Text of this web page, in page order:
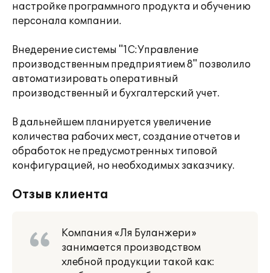
настройке программного продукта и обучению
персонала компании.
Внедерение системы "1С:Управление
производственным предприятием 8" позволило
автоматизировать оперативный
производственный и бухгалтерский учет.
В дальнейшем планируется увеличение
количества рабочих мест, создание отчетов и
обработок не предусмотренных типовой
конфигурацией, но необходимых заказчику.
Отзыв клиента
Компания «Ля Буланжери»
занимается производством
хлебной продукции такой как: